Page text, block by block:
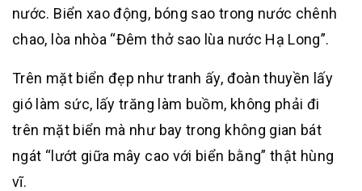
nước. Biển xao động, bóng sao trong nước chênh
chao, lòa nhòa “Đêm thở sao lùa nước Hạ Long”.
Trên mặt biển đẹp như tranh ấy, đoàn thuyền lấy
gió làm sức, lấy trăng làm buồm, không phải đi
trên mặt biển mà như bay trong không gian bát
ngát “lướt giữa mây cao với biển bằng” thật hùng
vĩ.